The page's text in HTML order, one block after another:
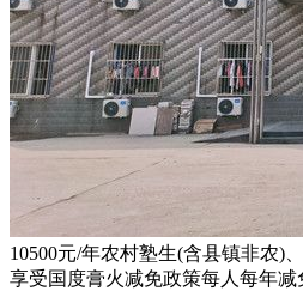
10500元/年农村塾生(含县镇非农)
享受国度膏火减免政策每人每年减